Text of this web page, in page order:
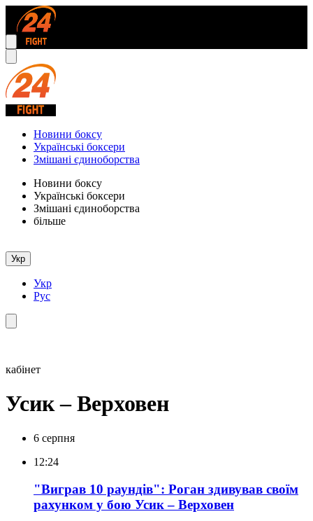
Новини боксу
Українські боксери
Змішані єдиноборства
Новини боксу
Українські боксери
Змішані єдиноборства
більше
Укр
Укр
Рус
кабінет
Усик – Верховен
6 серпня
12:24
"Виграв 10 раундів": Роган здивував своїм
рахунком у бою Усик – Верховен